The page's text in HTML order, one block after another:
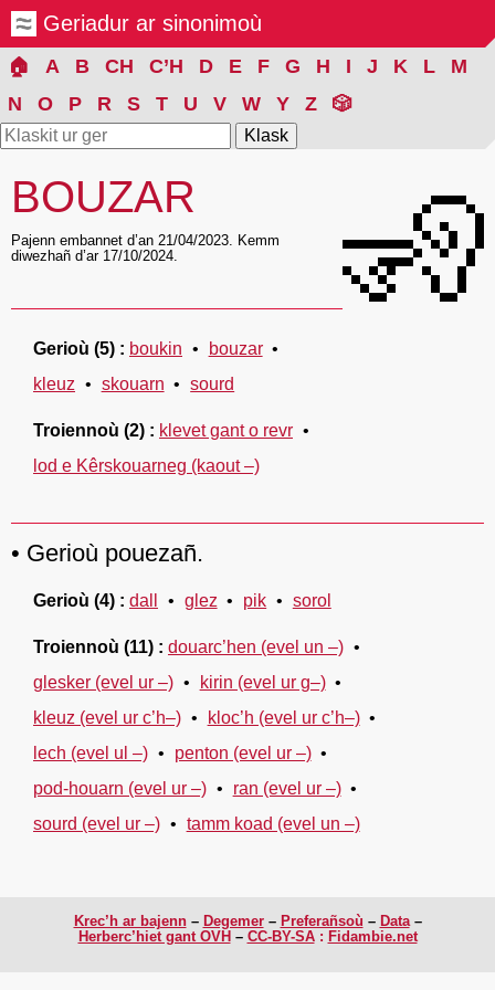
Geriadur ar sinonimoù
🏠 A B CH C’H D E F G H I J K L
M
N
O P R S T U V W Y Z 🎲
🧏
BOUZAR
Pajenn embannet d’an 21/04/2023. Kemm
diwezhañ d’ar 17/10/2024.
Gerioù (5) boukin
bouzar
kleuz
skouarn sourd
Troiennoù (2)
klevet gant o revr
lod e Kêrskouarneg (kaout –)
Gerioù pouezañ.
Gerioù (4) dall glez pik sorol
Troiennoù (11)
douarc’hen (evel un –)
glesker (evel ur –)
kirin (evel ur g–)
kleuz (evel ur c’h–)
kloc’h (evel ur c’h–)
lech (evel ul –)
penton (evel ur –)
pod-houarn (evel ur –)
ran (evel ur –)
sourd (evel ur –)
tamm koad (evel un –)
Krec’h ar bajenn Degemer Preferañsoù
Data
Herberc’hiet gant OVH
CC-BY-SA: Fidambie.net